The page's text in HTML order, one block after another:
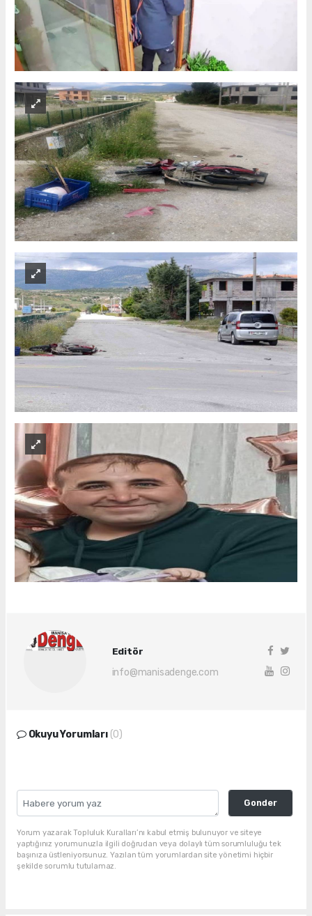
Editör
info@manisadenge.com
Okuyu Yorumları (0)
Gonder
Yorum yazarak Topluluk Kuralları’nı kabul etmiş bulunuyor ve siteye
yaptığınız yorumunuzla ilgili doğrudan veya dolaylı tüm sorumluluğu tek
başınıza üstleniyorsunuz. Yazılan tüm yorumlardan site yönetimi hiçbir
şekilde sorumlu tutulamaz.